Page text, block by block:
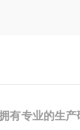
有专业的生